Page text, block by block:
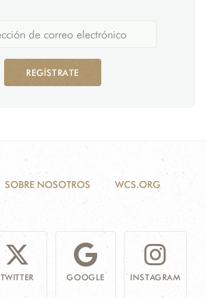
REGÍSTRATE
SOBRE NOSOTROS WCS.ORG
TWITTER GOOGLE INSTAGRAM